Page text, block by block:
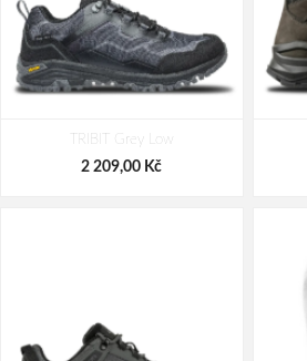
TRIBIT Grey Low
2 209,00 Kč